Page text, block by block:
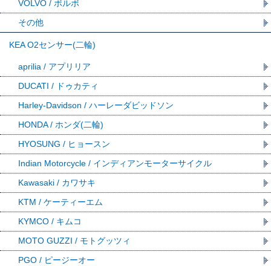
VOLVO / ボルボ
その他
KEA O2センサー(二輪)
aprilia / アプリリア
DUCATI / ドゥカティ
Harley-Davidson / ハーレーダビッドソン
HONDA / ホンダ(二輪)
HYOSUNG / ヒョースン
Indian Motorcycle / インディアンモーターサイクル
Kawasaki / カワサキ
KTM / ケーティーエム
KYMCO / キムコ
MOTO GUZZI / モトグッツィ
PGO / ピージーオー